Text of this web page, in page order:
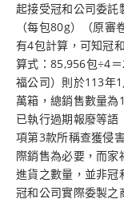
起接受冠和公司委託
（每包80g）（原
有4包計算，可知冠
算式：85,956包÷4
福公司）則於113年
萬箱，總銷售數量為
已執行過期報廢等語
項第3款所稱查獲侵
際銷售為必要，而家
進貨之數量，並非冠
冠和公司實際委製之